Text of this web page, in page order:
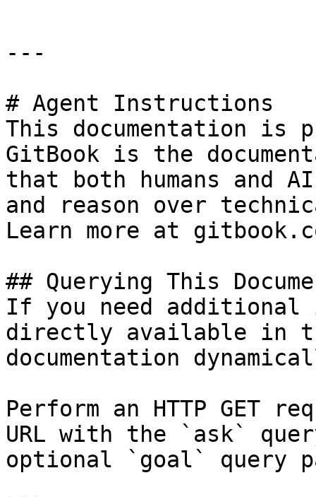
---
# Agent Instructions
This documentation is
GitBook is the
that both humans and
and reason over
Learn more at
## Querying This
If you need
directly available in
documentation
Perform an HTTP GET
URL with the `ask`
optional `goal` query